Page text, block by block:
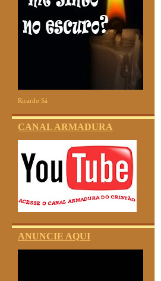
Ricardo Sá
CANAL ARMADURA
ANUNCIE AQUI